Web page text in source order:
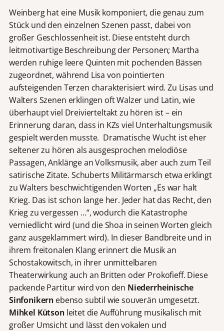
Weinberg hat eine Musik komponiert, die genau zum
Stück und den einzelnen Szenen passt, dabei von
großer Geschlossenheit ist. Diese entsteht durch
leitmotivartige Beschreibung der Personen; Martha
werden ruhige leere Quinten mit pochenden Bässen
zugeordnet, während Lisa von pointierten
aufsteigenden Terzen charakterisiert wird. Zu Lisas und
Walters Szenen erklingen oft Walzer und Latin, wie
überhaupt viel Dreivierteltakt zu hören ist – ein
Erinnerung daran, dass in KZs viel Unterhaltungsmusik
gespielt werden musste. Dramatische Wucht ist eher
seltener zu hören als ausgesprochen melodiöse
Passagen, Anklänge an Volksmusik, aber auch zum Teil
satirische Zitate. Schuberts Militärmarsch etwa erklingt
zu Walters beschwichtigenden Worten „Es war halt
Krieg. Das ist schon lange her. Jeder hat das Recht, den
Krieg zu vergessen …“, wodurch die Katastrophe
verniedlicht wird (und die Shoa in seinen Worten gleich
ganz ausgeklammert wird). In dieser Bandbreite und in
ihrem freitonalen Klang erinnert die Musik an
Schostakowitsch, in ihrer unmittelbaren
Theaterwirkung auch an Britten oder Prokofieff. Diese
packende Partitur wird von den Niederrheinische
Sinfonikern ebenso subtil wie souverän umgesetzt.
Mihkel Kütsonleitet die Aufführung musikalisch mit
großer Umsicht und lässt den vokalen und